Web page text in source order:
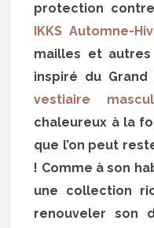
protection
IKKS Automne-
mailles et
inspiré du
vestiaire
chaleureux à la
que l’on peut
! Comme à son
une collection
renouveler son